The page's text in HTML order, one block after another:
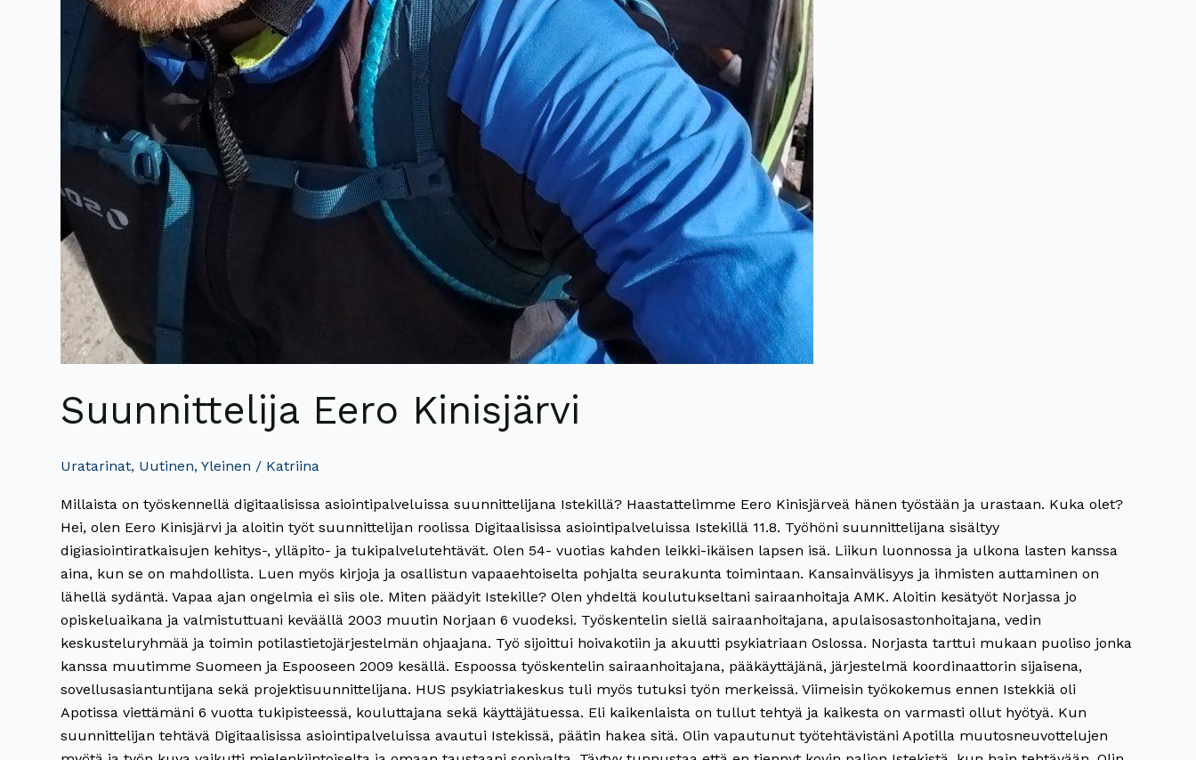
Suunnittelija Eero Kinisjärvi
Uratarinat, Uutinen, Yleinen / Katriina
Millaista on työskennellä digitaalisissa asiointipalveluissa suunnittelijana Istekillä? Haastattelimme Eero Kinisjärveä hänen työstään ja urastaan. Kuka olet?
Hei, olen Eero Kinisjärvi ja aloitin työt suunnittelijan roolissa Digitaalisissa asiointipalveluissa Istekillä 11.8. Työhöni suunnittelijana sisältyy
digiasiointiratkaisujen kehitys-, ylläpito- ja tukipalvelutehtävät. Olen 54- vuotias kahden leikki-ikäisen lapsen isä. Liikun luonnossa ja ulkona lasten kanssa
aina, kun se on mahdollista. Luen myös kirjoja ja osallistun vapaaehtoiselta pohjalta seurakunta toimintaan. Kansainvälisyys ja ihmisten auttaminen on
lähellä sydäntä. Vapaa ajan ongelmia ei siis ole. Miten päädyit Istekille? Olen yhdeltä koulutukseltani sairaanhoitaja AMK. Aloitin kesätyöt Norjassa jo
opiskeluaikana ja valmistuttuani keväällä 2003 muutin Norjaan 6 vuodeksi. Työskentelin siellä sairaanhoitajana, apulaisosastonhoitajana, vedin
keskusteluryhmää ja toimin potilastietojärjestelmän ohjaajana. Työ sijoittui hoivakotiin ja akuutti psykiatriaan Oslossa. Norjasta tarttui mukaan puoliso jonka
kanssa muutimme Suomeen ja Espooseen 2009 kesällä. Espoossa työskentelin sairaanhoitajana, pääkäyttäjänä, järjestelmä koordinaattorin sijaisena,
sovellusasiantuntijana sekä projektisuunnittelijana. HUS psykiatriakeskus tuli myös tutuksi työn merkeissä. Viimeisin työkokemus ennen Istekkiä oli
Apotissa viettämäni 6 vuotta tukipisteessä, kouluttajana sekä käyttäjätuessa. Eli kaikenlaista on tullut tehtyä ja kaikesta on varmasti ollut hyötyä. Kun
suunnittelijan tehtävä Digitaalisissa asiointipalveluissa avautui Istekissä, päätin hakea sitä. Olin vapautunut työtehtävistäni Apotilla muutosneuvottelujen